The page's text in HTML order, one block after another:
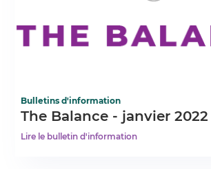
Bulletins d'information
The Balance - janvier 2022
Lire le bulletin d'information